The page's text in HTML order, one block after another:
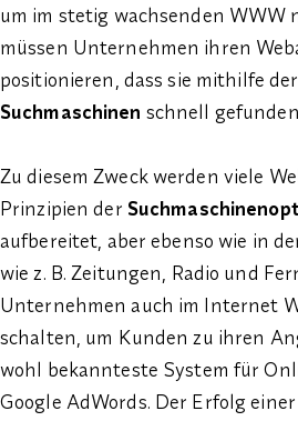
um im stetig wachsenden WWW
müssen Unternehmen ihren
positionieren, dass sie mithilfe
Suchmaschinen schnell
Zu diesem Zweck werden viele
Prinzipien der
aufbereitet, aber ebenso wie in
wie z. B. Zeitungen, Radio und
Unternehmen auch im Internet
schalten, um Kunden zu ihren
wohl bekannteste System für
Google AdWords. Der Erfolg